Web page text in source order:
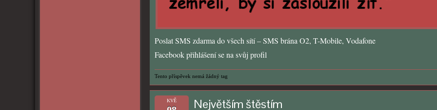
Poslat SMS zdarma do všech sítí – SMS brána O2, T-Mobile, Vodafone
Facebook přihlášení se na svůj profil
Tento příspěvek nemá žádný tag
KVĚ Největším štěstím